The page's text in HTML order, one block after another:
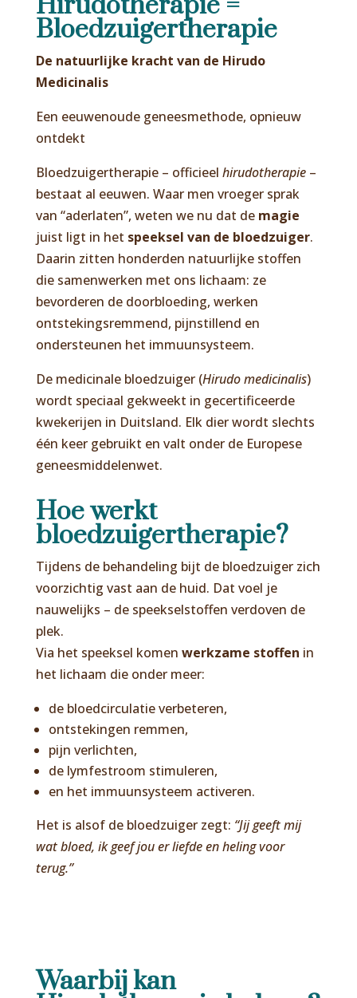
Bloedzuigertherapie
De natuurlijke kracht van de Hirudo
Medicinalis
Een eeuwenoude geneesmethode, opnieuw
ontdekt
Bloedzuigertherapie – officieel hirudotherapie–
bestaat al eeuwen. Waar men vroeger sprak
van “aderlaten”, weten we nu dat demagie
juist ligt in het speeksel van de bloedzuiger.
Daarin zitten honderden natuurlijke stoffen
die samenwerken met ons lichaam: ze
bevorderen de doorbloeding, werken
ontstekingsremmend, pijnstillend en
ondersteunen het immuunsysteem.
De medicinale bloedzuiger (Hirudo medicinalis)
wordt speciaal gekweekt in gecertificeerde
kwekerijen in Duitsland. Elk dier wordt slechts
één keer gebruikt en valt onder de Europese
geneesmiddelenwet.
Hoe werkt
bloedzuigertherapie?
Tijdens de behandeling bijt de bloedzuiger zich
voorzichtig vast aan de huid. Dat voel je
nauwelijks – de speekselstoffen verdoven de
plek.
Via het speeksel komen werkzame stoffen in
het lichaam die onder meer:
de bloedcirculatie verbeteren,
ontstekingen remmen,
pijn verlichten,
de lymfestroom stimuleren,
en het immuunsysteem activeren.
Het is alsof de bloedzuiger zegt: “Jij geeft mij
wat bloed, ik geef jou er liefde en heling voor
terug.”
Waarbij kan